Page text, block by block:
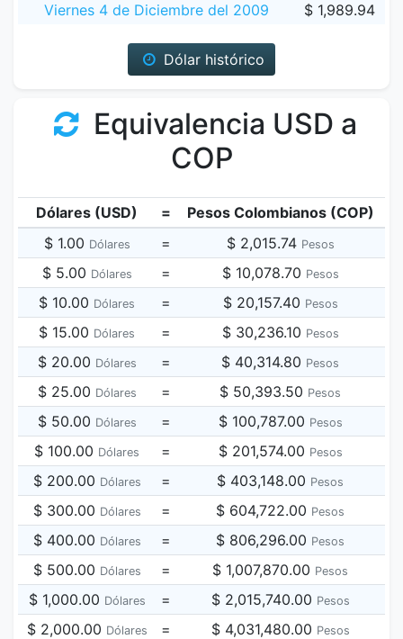
Viernes 4 de Diciembre del 2009
$ 1,989.94
Dólar histórico
Equivalencia USD a
COP
Dólares (USD) =
Pesos Colombianos (COP)
$ 1.00 Dólares = $ 2,015.74 Pesos
$ 5.00 Dólares = $ 10,078.70 Pesos
$ 10.00 Dólares = $ 20,157.40 Pesos
$ 15.00 Dólares = $ 30,236.10 Pesos
$ 20.00 Dólares = $ 40,314.80 Pesos
$ 25.00 Dólares = $ 50,393.50 Pesos
$ 50.00 Dólares = $ 100,787.00 Pesos
$ 100.00 Dólares = $ 201,574.00 Pesos
$ 200.00 Dólares = $ 403,148.00 Pesos
$ 300.00 Dólares = $ 604,722.00 Pesos
$ 400.00 Dólares = $ 806,296.00 Pesos
$ 500.00 Dólares = $ 1,007,870.00 Pesos
$ 1,000.00 Dólares = $ 2,015,740.00 Pesos
$ 2,000.00 Dólares = $ 4,031,480.00 Pesos